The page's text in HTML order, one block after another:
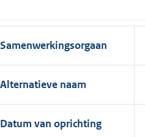
Samenwerkingsorgaan
Alternatieve naam
Datum van oprichting